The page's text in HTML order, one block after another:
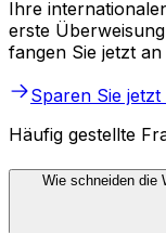
Ihre
erste
fangen Sie jetzt
Sparen Sie
Häufig gestellte
Wie schneiden die